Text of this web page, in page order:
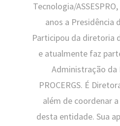
Tecnologia/
anos a Presidência
Participou da diretoria
e atualmente faz
Administração da
PROCERGS. É
além de coordenar
desta entidade. Sua